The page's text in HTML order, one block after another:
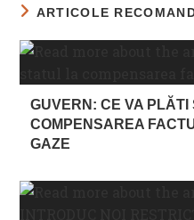
ARTICOLE
GUVERN: CE VA PLĂTI
COMPENSAREA
GAZE